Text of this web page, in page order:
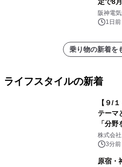
発売決
阪神電
1日前
乗り物の新着を
ライフスタイルの新着
【９/
テーマ
「分
トミク
平」を
株式会
3分前
原宿・